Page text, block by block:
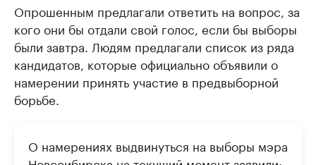
Опрошенным предлагали ответить на вопрос, за
кого они бы отдали свой голос, если бы выборы
были завтра. Людям предлагали список из ряда
кандидатов, которые официально объявили о
намерении принять участие в предвыборной
борьбе.
О намерениях выдвинуться на выборы мэра